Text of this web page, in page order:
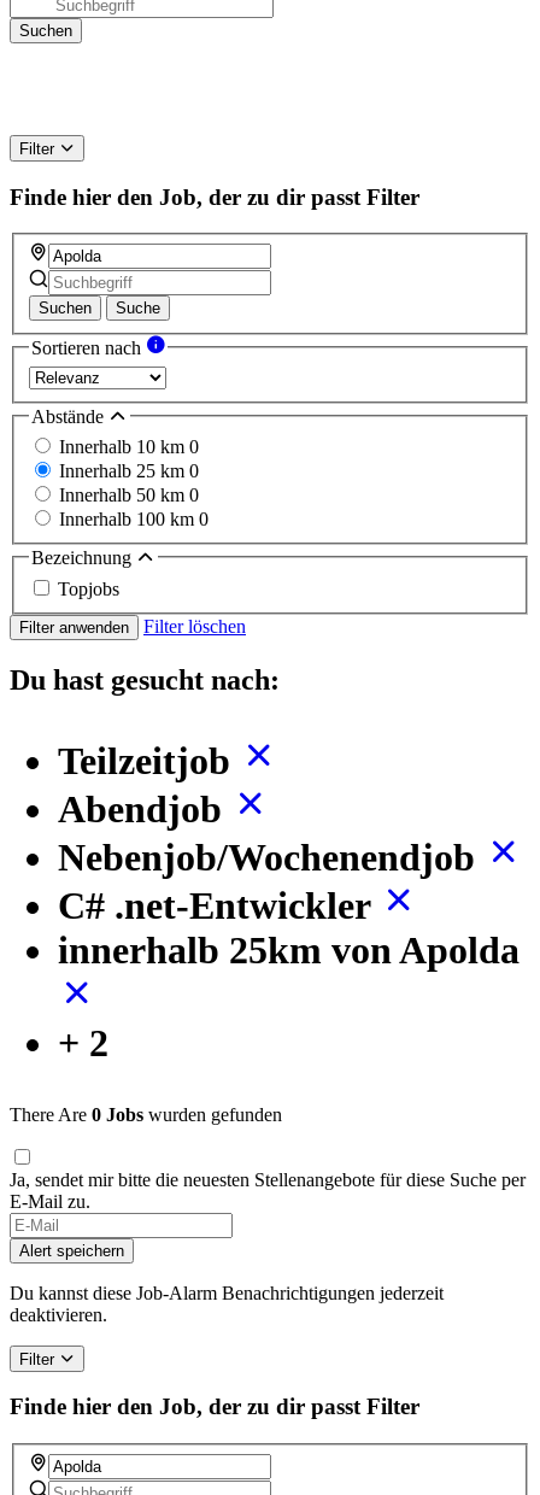
Filter
Finde hier den Job, der zu dir passt Filter
Suchen Suche
Sortieren nach
Abstände
Innerhalb 10 km 0
Innerhalb 25 km 0
Innerhalb 50 km 0
Innerhalb 100 km 0
Bezeichnung
Topjobs
Filter anwenden Filter löschen
Du hast gesucht nach:
Teilzeitjob
Abendjob
Nebenjob/Wochenendjob
C# .net-Entwickler
innerhalb 25km von Apolda
+ 2
There Are 0 Jobs wurden gefunden
Ja, sendet mir bitte die neuesten Stellenangebote für diese Suche per
E-Mail zu.
If
you
are
a
human,
this
field
Alert speichern
Du kannst diese Job-Alarm Benachrichtigungen jederzeit
deaktivieren.
Filter
Finde hier den Job, der zu dir passt Filter